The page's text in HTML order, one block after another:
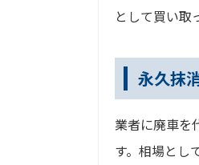
として買い取
永久抹
業者に廃車を
す。相場とし